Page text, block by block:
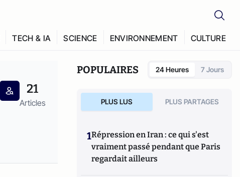
TECH & IA SCIENCE ENVIRONNEMENT CULTURE
21
Articles
POPULAIRES 24 Heures 7 Jours
PLUS LUS PLUS PARTAGES
1Répression en Iran : ce qui s'est
vraiment passé pendant que Paris
regardait ailleurs